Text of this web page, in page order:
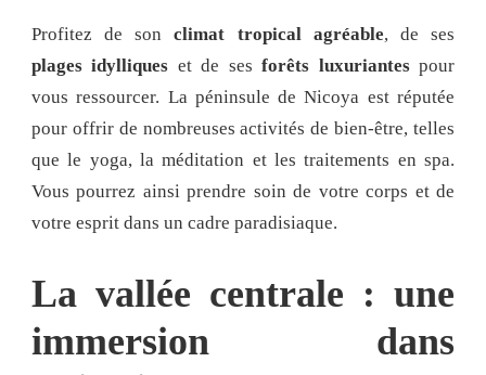
Profitez de sonclimat tropical agréable, de ses
plages idylliques et de sesforêts luxuriantespour
vous ressourcer. La péninsule de Nicoya est réputée
pour offrir de nombreuses activités de bien-être, telles
que le yoga, la méditation et les traitements en spa.
Vous pourrez ainsi prendre soin de votre corps et de
votre esprit dans un cadre paradisiaque.
La vallée centrale : une
immersion dans